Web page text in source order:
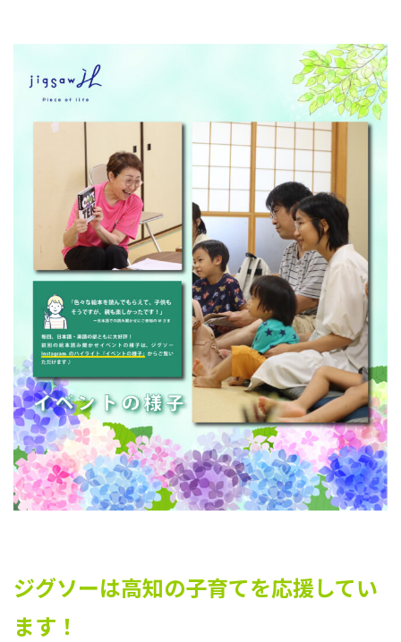
ジグソーは高知の子育てを応援してい
ます！